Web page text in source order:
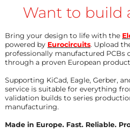
Want to build
Bring your design to life with the
powered by Eurocircuits. Upload
professionally manufactured PCBs
through a proven European
Supporting KiCad, Eagle, Gerber,
service is suitable for everything
validation builds to series
manufacturing.
Made in Europe. Fast. Reliable.